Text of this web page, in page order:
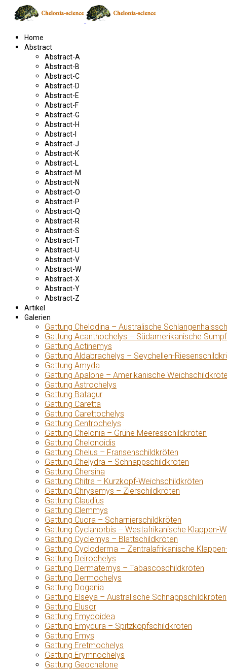
Home
Abstract
Abstract-A
Abstract-B
Abstract-C
Abstract-D
Abstract-E
Abstract-F
Abstract-G
Abstract-H
Abstract-I
Abstract-J
Abstract-K
Abstract-L
Abstract-M
Abstract-N
Abstract-O
Abstract-P
Abstract-Q
Abstract-R
Abstract-S
Abstract-T
Abstract-U
Abstract-V
Abstract-W
Abstract-X
Abstract-Y
Abstract-Z
Artikel
Galerien
Gattung Chelodina – Australische
Gattung Acanthochelys – Südamerikanische
Gattung Actinemys
Gattung Aldabrachelys – Seychellen-
Gattung Amyda
Gattung Apalone – Amerikanische
Gattung Astrochelys
Gattung Batagur
Gattung Caretta
Gattung Carettochelys
Gattung Centrochelys
Gattung Chelonia – Grüne Meeresschildkröten
Gattung Chelonoidis
Gattung Chelus – Fransenschildkröten
Gattung Chelydra – Schnappschildkröten
Gattung Chersina
Gattung Chitra – Kurzkopf-Weichschildkröten
Gattung Chrysemys – Zierschildkröten
Gattung Claudius
Gattung Clemmys
Gattung Cuora – Scharnierschildkröten
Gattung Cyclanorbis – Westafrikanische Klappen-
Gattung Cyclemys – Blattschildkröten
Gattung Cycloderma – Zentralafrikanische
Gattung Deirochelys
Gattung Dermatemys – Tabascoschildkröten
Gattung Dermochelys
Gattung Dogania
Gattung Elseya – Australische Schnappschildkröten
Gattung Elusor
Gattung Emydoidea
Gattung Emydura – Spitzkopfschildkröten
Gattung Emys
Gattung Eretmochelys
Gattung Erymnochelys
Gattung Geochelone